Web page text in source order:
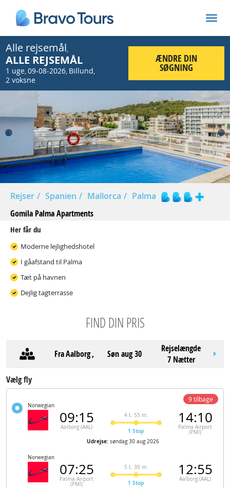
Alle rejsemål,
ALLE REJSEMÅL
1 uge,09-08-2026, Billund,
2 voksne
ÆNDRE DIN
SØGNING
Prev
Rejser Spanien Mallorca
Palma
Gomila Palma Apartments
Her får du
Moderne lejlighedshotel
I gåafstand til Palma
Tæt på havnen
Dejlig tagterrasse
FIND DIN PRIS
FraAalborg, søn aug 30
Rejselængde
7 Nætter
Vælg fly
Norwegian
09:15
Aalborg (AAL)
4 t. 55 m.
1 Stop
14:10
Palma Airport
(PMI)
Udrejse: søndag 30 aug 2026
Norwegian
07:25
Palma Airport
(PMI)
5 t. 30 m.
1 Stop
12:55
Aalborg (AAL)
9 tilbage